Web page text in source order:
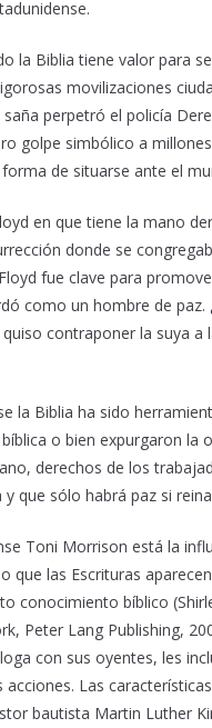
la Biblia tiene valor para
movilizaciones
perpetró el policía
golpe simbólico a
de situarse ante el
en que tiene la mano
donde se
fue clave para
como un hombre de
contraponer la suya
la Biblia ha sido
o bien expurgaron la
derechos de los
que sólo habrá paz si
Toni Morrison está la
que las Escrituras
conocimiento bíblico
Peter Lang Publishing,
con sus oyentes, les
Las
bautista Martin Luther